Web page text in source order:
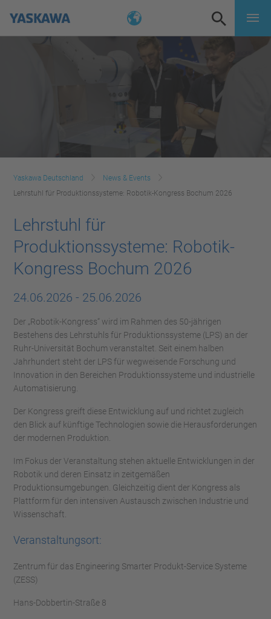
Yaskawa Deutschland
News & Events
Lehrstuhl für Produktionssysteme: Robotik-Kongress Bochum 2026
Lehrstuhl für
Produktionssysteme: Robotik-
Kongress Bochum 2026
24.06.2026 - 25.06.2026
Der „Robotik-Kongress“ wird im Rahmen des 50-jährigen
Bestehens des Lehrstuhls für Produktionssysteme (LPS) an der
Ruhr-Universität Bochum veranstaltet. Seit einem halben
Jahrhundert steht der LPS für wegweisende Forschung und
Innovation in den Bereichen Produktionssysteme und industrielle
Automatisierung.
Der Kongress greift diese Entwicklung auf und richtet zugleich
den Blick auf künftige Technologien sowie die Herausforderungen
der modernen Produktion.
Im Fokus der Veranstaltung stehen aktuelle Entwicklungen in der
Robotik und deren Einsatz in zeitgemäßen
Produktionsumgebungen. Gleichzeitig dient der Kongress als
Plattform für den intensiven Austausch zwischen Industrie und
Wissenschaft.
Veranstaltungsort:
Zentrum für das Engineering Smarter Produkt-Service Systeme
(ZESS)
Hans-Dobbertin-Straße 8